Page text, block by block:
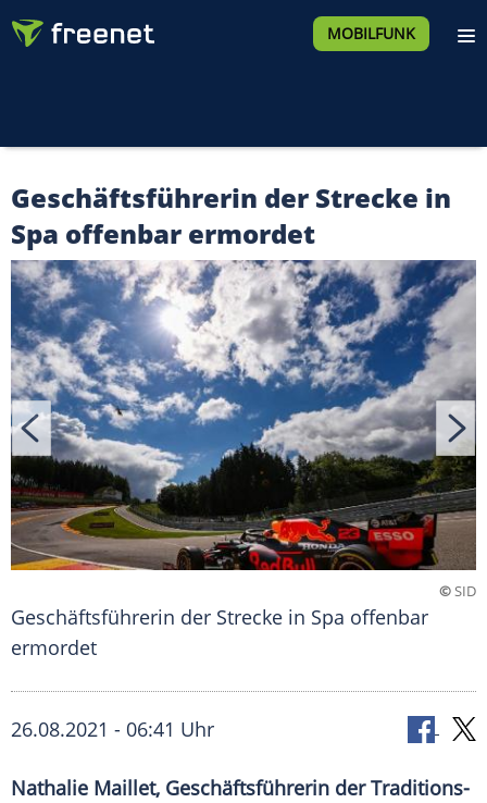
MOBILFUNK
Geschäftsführerin der Strecke in
Spa offenbar ermordet
©SID
Geschäftsführerin der Strecke in Spa offenbar
ermordet
26.08.2021 - 06:41 Uhr
Nathalie Maillet, Geschäftsführerin der Traditions-